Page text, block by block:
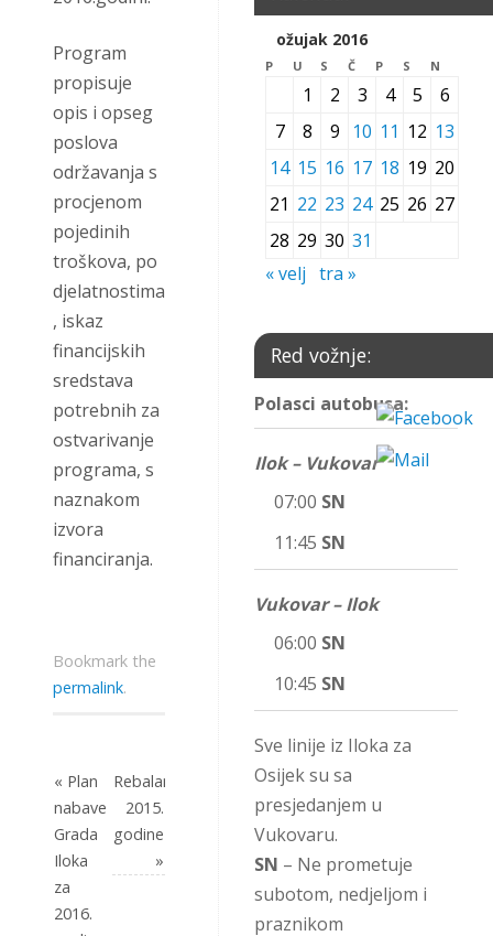
Program
propisuje
opis i opseg
poslova
održavanja s
procjenom
pojedinih
troškova, po
djelatnostima
, iskaz
financijskih
sredstava
potrebnih za
ostvarivanje
programa, s
naznakom
izvora
financiranja.
Bookmark the
permalink.
« Plan
nabave
Grada
Iloka
za
2016.
Rebalans
2015.
godine
»
ožujak 2016
P U S Č P S N
1 2 3 4 5
6
7
8 9 10 11 12 13
14 15 16 17 18 19 20
21 22 23 24 25 26 27
28 29 30 31
« velj tra »
Red vožnje:
Polasci autobusa:
Ilok – Vukovar
07:00 SN
11:45 SN
Vukovar – Ilok
06:00 SN
10:45 SN
Sve linije iz Iloka za
Osijek su sa
presjedanjem u
Vukovaru.
SN – Ne prometuje
subotom, nedjeljom i
praznikom